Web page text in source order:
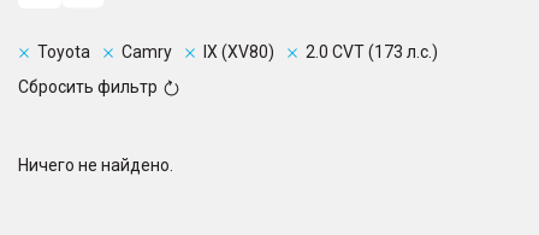
Toyota Camry IX (XV80)
2.0 CVT (173 л.с.)
Сбросить фильтр
Ничего не найдено.